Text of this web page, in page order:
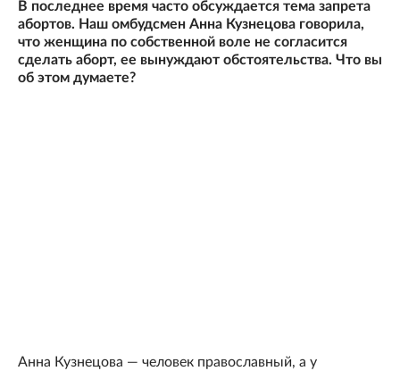
В последнее время часто обсуждается тема запрета
абортов. Наш омбудсмен Анна Кузнецова говорила,
что женщина по собственной воле не согласится
сделать аборт, ее вынуждают обстоятельства. Что вы
об этом думаете?
Анна Кузнецова — человек православный, а у